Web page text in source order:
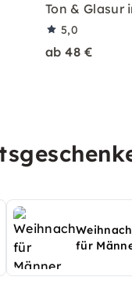
Ton & Glasur
5,0
ab 48 €
für